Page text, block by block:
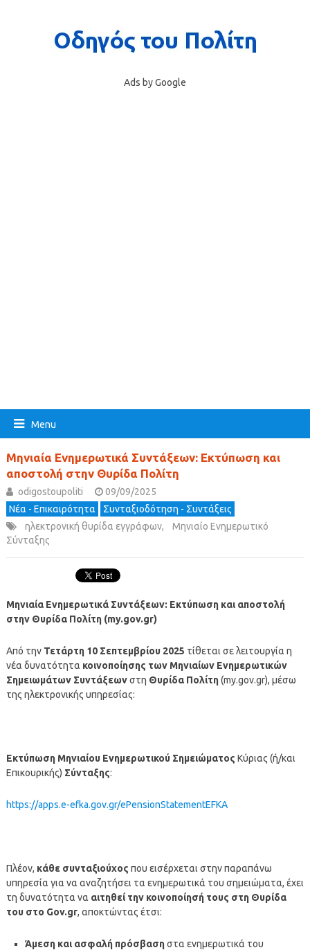
Ads by Google
Menu
Μηνιαία Ενημερωτικά Συντάξεων: Εκτύπωση και
αποστολή στην Θυρίδα Πολίτη
odigostoupoliti
09/09/2025
Νέα - Επικαιρότητα
Συνταξιοδότηση - Συντάξεις
ηλεκτρονική θυρίδα εγγράφων,
Μηνιαίο Ενημερωτικό
Σύνταξης
Μηνιαία Ενημερωτικά Συντάξεων: Εκτύπωση και αποστολή
στην Θυρίδα Πολίτη (my.gov.gr)
Από την Τετάρτη 10 Σεπτεμβρίου 2025 τίθεται σε λειτουργία η
νέα δυνατότητα κοινοποίησης των Μηνιαίων Ενημερωτικών
Σημειωμάτων Συντάξεωνστη Θυρίδα Πολίτη(my.gov.gr), μέσω
της ηλεκτρονικής υπηρεσίας:
Εκτύπωση Μηνιαίου Ενημερωτικού Σημειώματος Κύριας (ή/και
Επικουρικής) Σύνταξης:
https://apps.e-efka.gov.gr/ePensionStatementEFKA
Πλέον, κάθε συνταξιούχος που εισέρχεται στην παραπάνω
υπηρεσία για να αναζητήσει τα ενημερωτικά του σημειώματα, έχει
τη δυνατότητα να αιτηθεί την κοινοποίησή τους στη Θυρίδα
του στο Gov.gr, αποκτώντας έτσι:
Άμεση και ασφαλή πρόσβασηστα ενημερωτικά του